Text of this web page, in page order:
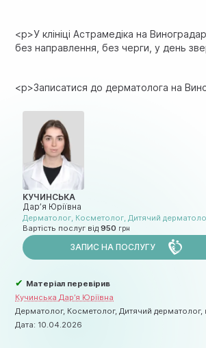
<p>У клініці Астрамедіка на
без направлення, без черги, у день
<p>Записатися до дерматолога на
КУЧИНСЬКА
Дар’я Юріївна
Дерматолог, Косметолог,Дитячий
Вартість послуг від950
ЗАПИС НА ПОСЛУГУ
✔ Матеріал перевірив
Кучинська Дар’я Юріївна
Дерматолог, Косметолог, Дитячий дерматолог,
Дата: 10.04.2026